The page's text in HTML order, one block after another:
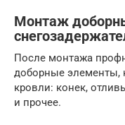
Монтаж
После монтажа
доборные элементы,
кровли: конек,
и прочее.